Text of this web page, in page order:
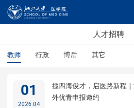
人才招聘
教师 行政 博后 其它
01
2026.04
揽四海俊才，启医路新程
外优青申报邀约